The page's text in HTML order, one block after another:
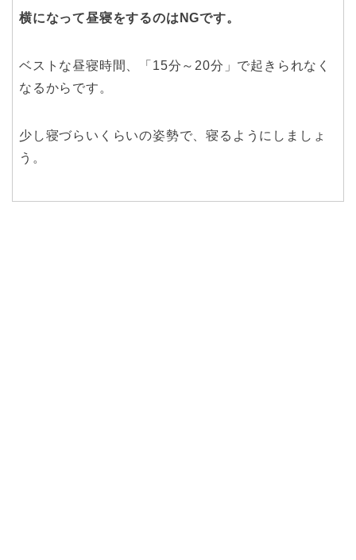
横になって昼寝をするのはNGです。
ベストな昼寝時間、「15分～20分」で起きられなく
なるからです。
少し寝づらいくらいの姿勢で、寝るようにしましょ
う。